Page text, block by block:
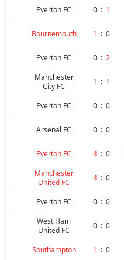
Everton FC 0 : 1
Bournemouth 1 : 0
Everton FC 0 : 2
Manchester
City FC
1 : 1
Everton FC 0 : 0
Arsenal FC 0 : 0
Everton FC 4 : 0
Manchester
United FC
4 : 0
Everton FC 0 : 0
West Ham
United FC
0 : 0
Southampton 1 : 0